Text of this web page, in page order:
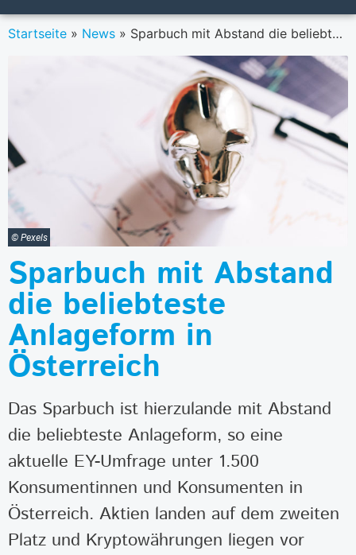
Startseite » News » Sparbuch mit Abstand die beliebteste Anlageform in Österreich
© Pexels
Sparbuch mit Abstand
die beliebteste
Anlageform in
Österreich
Das Sparbuch ist hierzulande mit Abstand
die beliebteste Anlageform, so eine
aktuelle EY-Umfrage unter 1.500
Konsumentinnen und Konsumenten in
Österreich. Aktien landen auf dem zweiten
Platz und Kryptowährungen liegen vor